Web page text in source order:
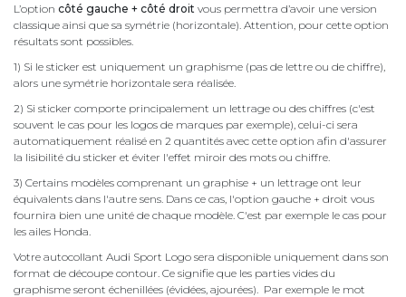
L’option côté gauche + côté droit vous permettra d’avoir une version
classique ainsi que sa symétrie (horizontale). Attention, pour cette option
résultats sont possibles.
1) Si le sticker est uniquement un graphisme (pas de lettre ou de chiffre),
alors une symétrie horizontale sera réalisée.
2) Si sticker comporte principalement un lettrage ou des chiffres (c'est
souvent le cas pour les logos de marques par exemple), celui-ci sera
automatiquement réalisé en 2 quantités avec cette option afin d'assurer
la lisibilité du sticker et éviter l'effet miroir des mots ou chiffre.
3) Certains modèles comprenant un graphise + un lettrage ont leur
équivalents dans l'autre sens. Dans ce cas, l'option gauche + droit vous
fournira bien une unité de chaque modèle. C'est par exemple le cas pour
les ailes Honda.
Votre autocollant Audi Sport Logo sera disponible uniquement dans son
format de découpe contour. Ce signifie que les parties vides du
graphisme seront échenillées (évidées, ajourées). Par exemple le mot